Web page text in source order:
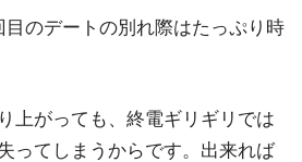
のデートの別れ際はたっぷり時
上がっても、終電ギリギリでは
ってしまうからです。出来れば